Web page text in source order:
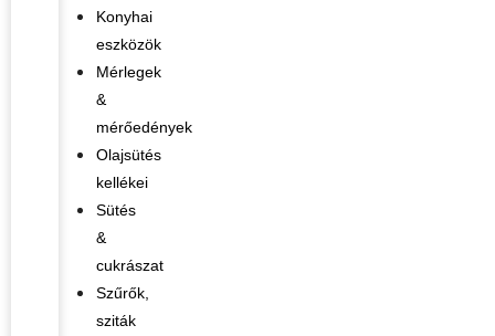
Konyhai
eszközök
Mérlegek
&
mérőedények
Olajsütés
kellékei
Sütés
&
cukrászat
Szűrők,
sziták